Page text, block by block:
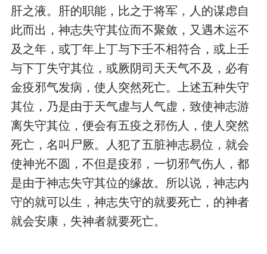
肝之液。肝的职能，比之于将军，人的谋虑自
此而出，神志失守其位而不聚敛，又遇木运不
及之年，或丁年上丁与下壬不相符合，或上壬
与下丁失守其位，或厥阴司天天气不及，必有
金疫邪气发病，使人突然死亡。上述五种失守
其位，乃是由于天气虚与人气虚，致使神志游
离失守其位，便会有五疫之邪伤人，使人突然
死亡，名叫尸厥。人犯了五脏神志易位，就会
使神光不圆，不但是疫邪，一切邪气伤人，都
是由于神志失守其位的缘故。所以说，神志内
守的就可以生，神志失守的就要死亡，的神者
就会安康，失神者就要死亡。